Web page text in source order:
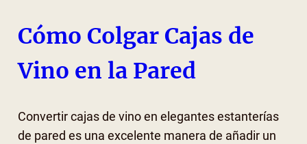
Cómo Colgar Cajas de
Vino en la Pared
Convertir cajas de vino en elegantes estanterías
de pared es una excelente manera de añadir un